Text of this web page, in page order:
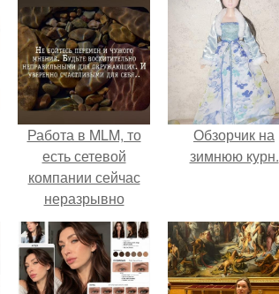
Работа в MLM, то
есть сетевой
компании сейчас
неразрывно
связана с создание
своего контента,
своей страницы в
соц сетях.
Обзорчик на
зимнюю курн.